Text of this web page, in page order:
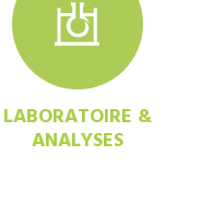
LABORATOIRE &
ANALYSES